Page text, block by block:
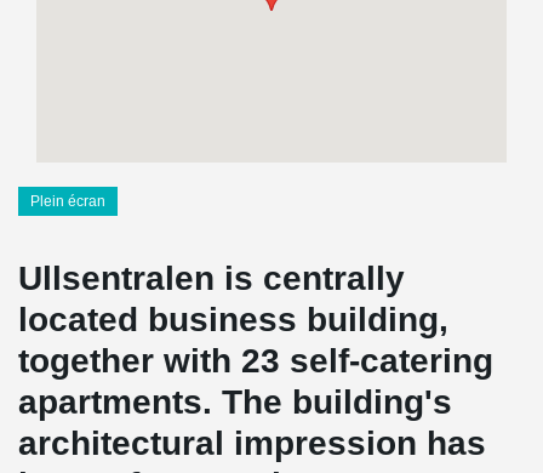
Plein écran
Ullsentralen is centrally
located business building,
together with 23 self-catering
apartments. The building's
architectural impression has